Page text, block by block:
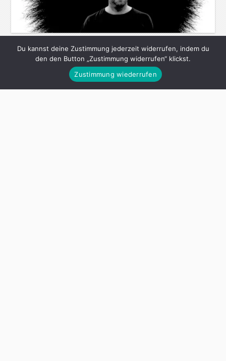
In der Reihe “Mein Medien-Menü” stellen interessante
Menschen ihre Lese-, Seh- und Hörgewohnheiten vor.
Ihre Lieblingsautoren, die wichtigsten Webseiten, tollsten
Du kannst deine Zustimmung jederzeit widerrufen, indem du
den den Button „Zustimmung widerrufen“ klickst.
Zustimmung wiederrufen